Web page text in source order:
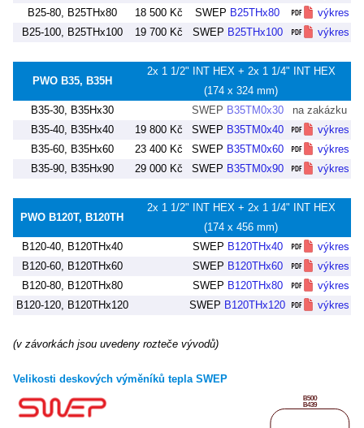
B25-80, B25THx80
18 500 Kč SWEP B25THx80
výkres
B25-100, B25THx100
19 700 Kč SWEP B25THx100 výkres
PWO B35, B35H
2x 1 1/2" INT HEX + 2x 1 1/4" INT HEX
(174 x 324 mm)
B35-30, B35Hx30
SWEP B35TM0x30
na zakázku
B35-40, B35Hx40
19 800 Kč SWEP B35TM0x40
výkres
B35-60, B35Hx60
23 400 Kč SWEP B35TM0x60
výkres
B35-90, B35Hx90
29 000 Kč SWEP B35TM0x90 výkres
PWO B120T, B120TH
2x 1 1/2" INT HEX + 2x 1 1/4" INT HEX
(174 x 456 mm)
B120-40, B120THx40
SWEP B120THx40
výkres
B120-60, B120THx60
SWEP B120THx60
výkres
B120-80, B120THx80
SWEP B120THx80
výkres
B120-120, B120THx120
SWEP B120THx120 výkres
(v závorkách jsou uvedeny rozteče vývodů)
Velikosti deskových výměníků tepla SWEP